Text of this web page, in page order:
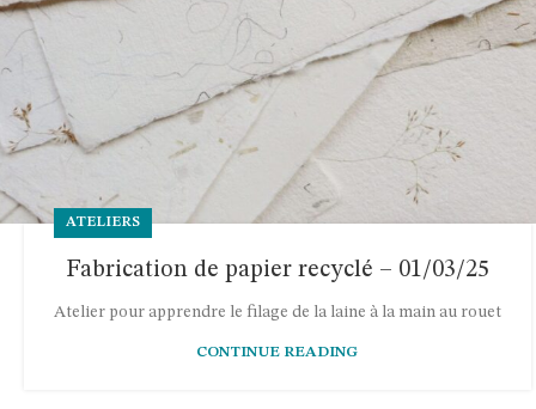
ATELIERS
Fabrication de papier recyclé – 01/03/25
Atelier pour apprendre le filage de la laine à la main au rouet
CONTINUE READING